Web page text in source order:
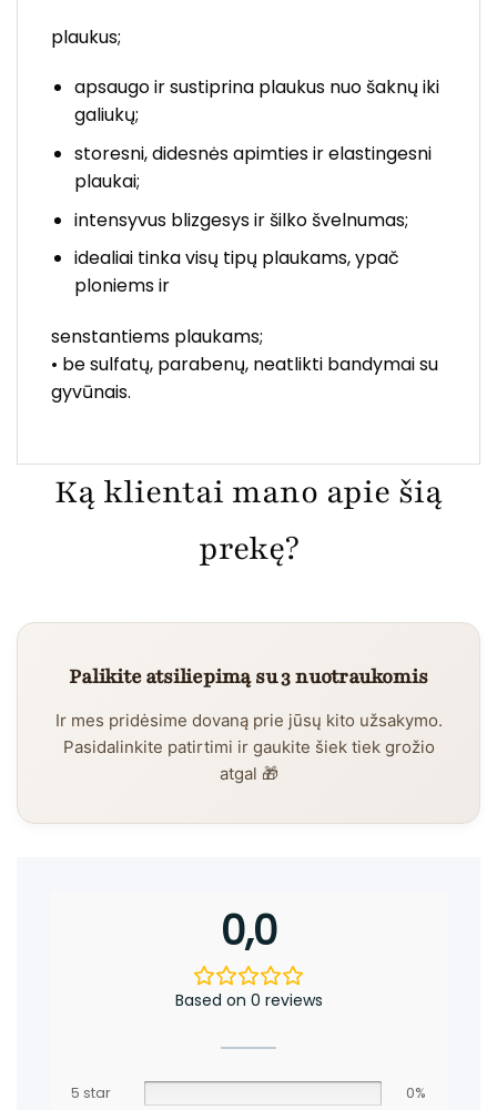
plaukus;
apsaugo ir sustiprina plaukus nuo šaknų iki
galiukų;
storesni, didesnės apimties ir elastingesni
plaukai;
intensyvus blizgesys ir šilko švelnumas;
idealiai tinka visų tipų plaukams, ypač
ploniems ir
senstantiems plaukams;
• be sulfatų, parabenų, neatlikti bandymai su
gyvūnais.
Ką klientai mano apie šią
prekę?
Palikite atsiliepimą su 3 nuotraukomis
Ir mes pridėsime dovaną prie jūsų kito užsakymo.
Pasidalinkite patirtimi ir gaukite šiek tiek grožio
atgal 🎁
0,0
Based on 0 reviews
5 star 0%